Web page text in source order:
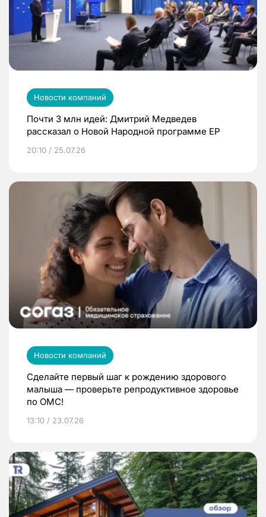
Новости компаний
Почти 3 млн идей: Дмитрий Медведев
рассказал о Новой Народной программе ЕР
20:10 / 25.07.26
Новости компаний
Сделайте первый шаг к рождению здорового
малыша — проверьте репродуктивное здоровье
по ОМС!
13:10 / 23.07.26